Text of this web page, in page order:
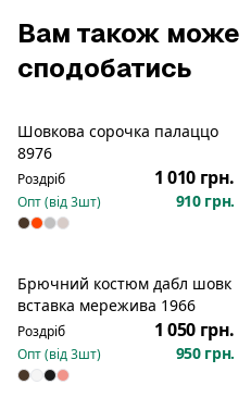
Вам також може
сподобатись
Новинка
Шовкова сорочка палаццо
8976
Роздріб 1 010 грн.
Опт (від3шт) 910 грн.
Брючний костюм дабл шовк
вставка мережива 1966
Роздріб 1 050 грн.
Опт (від3шт) 950 грн.